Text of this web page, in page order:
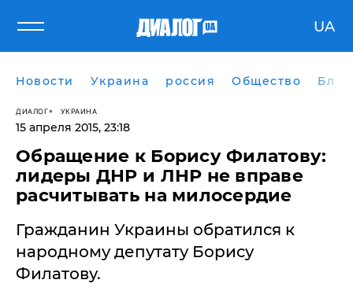
UA
Новости Украина россия Общество
ДИАЛОГ УКРАИНА
15 апреля 2015, 23:18
Обращение к Борису Филатову:
лидеры ДНР и ЛНР не вправе
расчитывать на милосердие
Гражданин Украины обратился к
народному депутату Борису
Филатову.